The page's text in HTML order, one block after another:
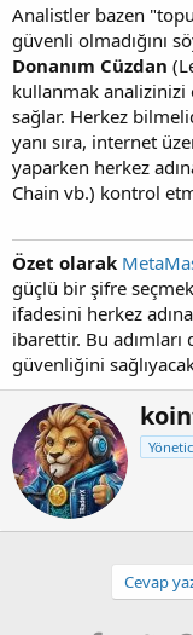
Analistler bazen "topu
güvenli olmadığını
Donanım Cüzdan
kullanmak
sağlar. Herkez
yanı sıra, internet
yaparken herkez
Chain vb.) kontrol
Özet olarak
güçlü bir şifre
ifadesini herkez
ibarettir. Bu adımları
güvenliğini
Y
a
z
Cevap